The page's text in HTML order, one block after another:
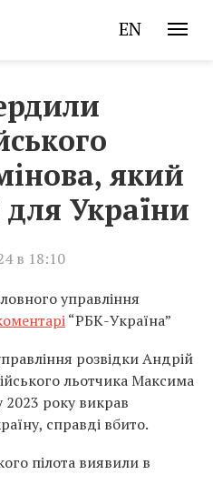
EN
який
України
в 18:10
управління
“РБК-Україна”
розвідки Андрій
льотчика Максима
2023 року викрав
справді вбито.
пілота виявили в